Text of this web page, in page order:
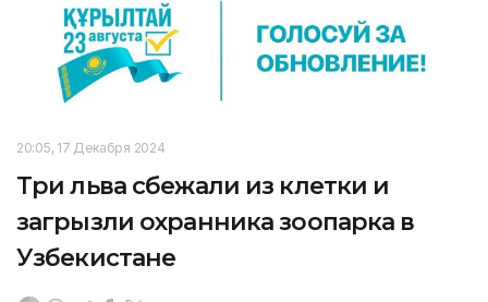
20:05, 17 Декабря 2024
Три льва сбежали из клетки и
загрызли охранника зоопарка в
Узбекистане